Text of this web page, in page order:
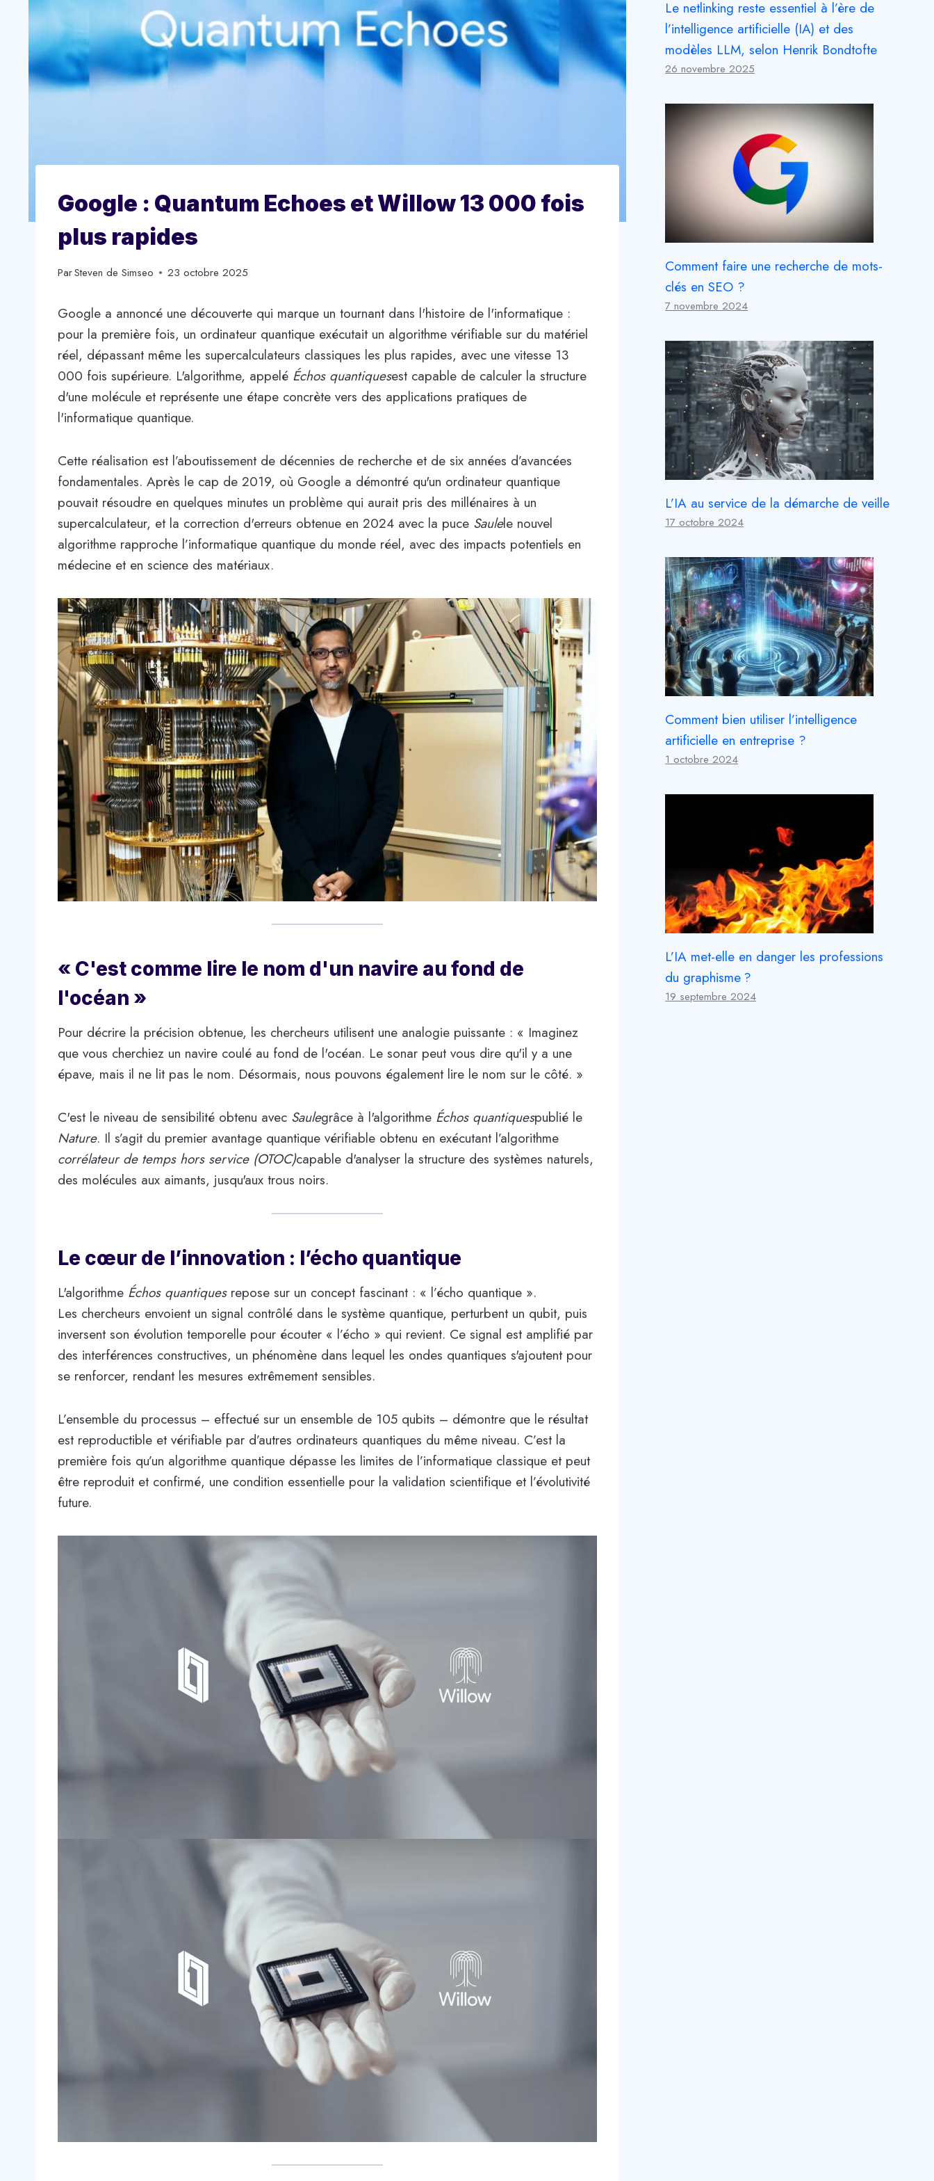
Google : Quantum Echoes et Willow 13 000 fois
plus rapides
ParSteven de Simseo 23 octobre 2025
Google a annoncé une découverte qui marque un tournant dans l'histoire de l'informatique :
pour la première fois, un ordinateur quantique exécutait un algorithme vérifiable sur du matériel
réel, dépassant même les supercalculateurs classiques les plus rapides, avec une vitesse 13
000 fois supérieure. L'algorithme, appelé Échos quantiquesest capable de calculer la structure
d'une molécule et représente une étape concrète vers des applications pratiques de
l'informatique quantique.
Cette réalisation est l’aboutissement de décennies de recherche et de six années d’avancées
fondamentales. Après le cap de 2019, où Google a démontré qu'un ordinateur quantique
pouvait résoudre en quelques minutes un problème qui aurait pris des millénaires à un
supercalculateur, et la correction d'erreurs obtenue en 2024 avec la puce Saulele nouvel
algorithme rapproche l’informatique quantique du monde réel, avec des impacts potentiels en
médecine et en science des matériaux.
« C'est comme lire le nom d'un navire au fond de
l'océan »
Pour décrire la précision obtenue, les chercheurs utilisent une analogie puissante : « Imaginez
que vous cherchiez un navire coulé au fond de l'océan. Le sonar peut vous dire qu'il y a une
épave, mais il ne lit pas le nom. Désormais, nous pouvons également lire le nom sur le côté. »
C'est le niveau de sensibilité obtenu avec Saulegrâce à l'algorithme Échos quantiquespublié le
Nature. Il s’agit du premier avantage quantique vérifiable obtenu en exécutant l’algorithme
corrélateur de temps hors service (OTOC)capable d'analyser la structure des systèmes naturels,
des molécules aux aimants, jusqu'aux trous noirs.
Le cœur de l’innovation : l’écho quantique
L'algorithme Échos quantiquesrepose sur un concept fascinant : « l’écho quantique ».
Les chercheurs envoient un signal contrôlé dans le système quantique, perturbent un qubit, puis
inversent son évolution temporelle pour écouter « l’écho » qui revient. Ce signal est amplifié par
des interférences constructives, un phénomène dans lequel les ondes quantiques s'ajoutent pour
se renforcer, rendant les mesures extrêmement sensibles.
L’ensemble du processus – effectué sur un ensemble de 105 qubits – démontre que le résultat
est reproductible et vérifiable par d’autres ordinateurs quantiques du même niveau. C’est la
première fois qu’un algorithme quantique dépasse les limites de l’informatique classique et peut
être reproduit et confirmé, une condition essentielle pour la validation scientifique et l’évolutivité
future.
Le netlinking reste essentiel à l’ère de
l’intelligence artificielle (IA) et des
modèles LLM, selon Henrik Bondtofte
26 novembre 2025
Comment faire une recherche de mots-
clés en SEO ?
7 novembre 2024
L’IA au service de la démarche de veille
17 octobre 2024
Comment bien utiliser l’intelligence
artificielle en entreprise ?
1 octobre 2024
L’IA met-elle en danger les professions
du graphisme ?
19 septembre 2024